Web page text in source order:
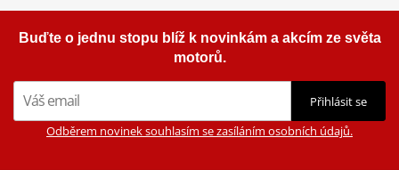
Buďte o jednu stopu blíž k novinkám a akcím ze světa
motorů.
Přihlásit se
Odběrem novinek souhlasím se zasíláním osobních údajů.